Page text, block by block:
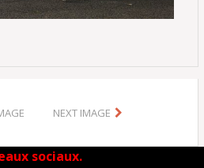
NEXT IMAGE
sociaux.